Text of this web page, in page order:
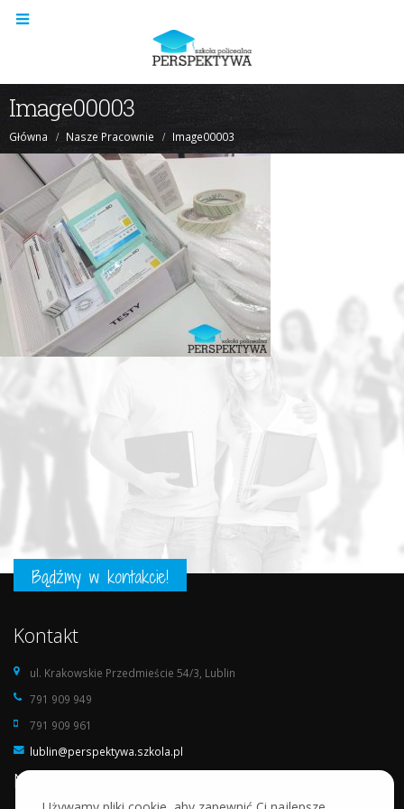
Image00003
Główna Nasze Pracownie Image00003
Bądźmy w kontakcie!
Kontakt
ul. Krakowskie Przedmieście 54/3, Lublin
791 909 949
791 909 961
lublin@perspektywa.szkola.pl
Nasza szkoła